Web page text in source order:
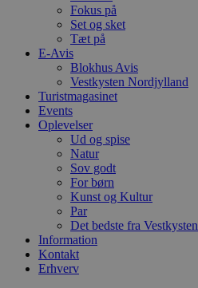
Fokus på
Set og sket
Tæt på
E-Avis
Blokhus Avis
Vestkysten Nordjylland
Turistmagasinet
Events
Oplevelser
Ud og spise
Natur
Sov godt
For børn
Kunst og Kultur
Par
Det bedste fra Vestkysten
Information
Kontakt
Erhverv